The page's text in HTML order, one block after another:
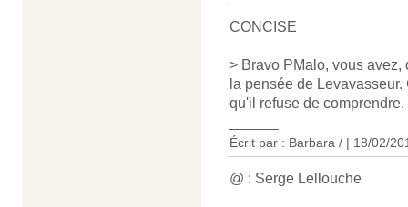
CONCISE
> Bravo PMalo, vous
la pensée de
qu'il refuse de comprendre.
Écrit par : Barbara / | 18/02/
@ : Serge Lellouche